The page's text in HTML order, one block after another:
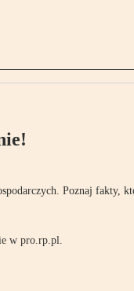
Poznaj fakty,
w pro.rp.pl.